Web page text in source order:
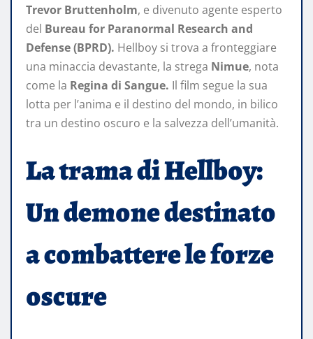
Trevor Bruttenholm, e divenuto agente esperto
del Bureau for Paranormal Research and
Defense (BPRD). Hellboy si trova a fronteggiare
una minaccia devastante, la strega Nimue, nota
come la Regina di Sangue. Il film segue la sua
lotta per l’anima e il destino del mondo, in bilico
tra un destino oscuro e la salvezza dell’umanità.
La trama di Hellboy:
Un demone destinato
a combattere le forze
oscure